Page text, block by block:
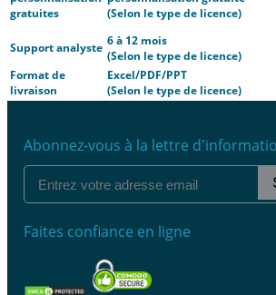
gratuites
(Selon le type de licence)
Support analyste 6 à 12 mois
(Selon le type de licence)
Format de
livraison
Excel/PDF/PPT
(Selon le type de licence)
Abonnez-vous à la lettre
Faites confiance en ligne